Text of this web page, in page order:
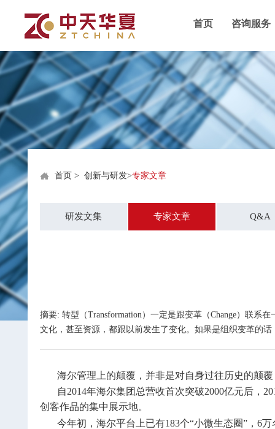
首页 咨询服务
首页 > 创新与研发>专家文章
研发文集 专家文章 Q&A
摘要: 转型（Transformation）一定是跟变革（Change）联系
文化，甚至资源，都跟以前发生了变化。如果是组织变革的
海尔管理上的颠覆，并非是对自身过往历史的颠覆
自2014年海尔集团总营收首次突破2000亿元后，
创客作品的集中展示地。
今年初，海尔平台上已有183个“小微生态圈”，6